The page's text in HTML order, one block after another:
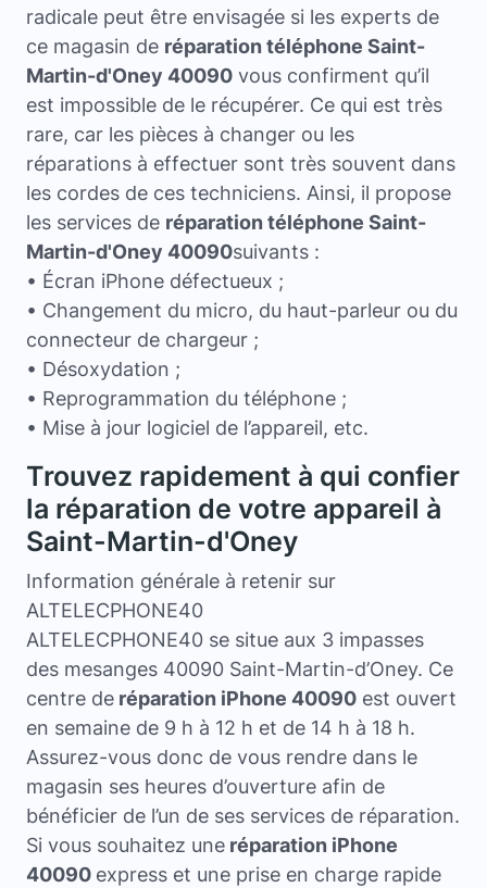
radicale peut être envisagée si les experts de
ce magasin de réparation téléphone Saint-
Martin-d'Oney 40090 vous confirment qu’il
est impossible de le récupérer. Ce qui est très
rare, car les pièces à changer ou les
réparations à effectuer sont très souvent dans
les cordes de ces techniciens. Ainsi, il propose
les services de réparation téléphone Saint-
Martin-d'Oney 40090suivants :
• Écran iPhone défectueux ;
• Changement du micro, du haut-parleur ou du
connecteur de chargeur ;
• Désoxydation ;
• Reprogrammation du téléphone ;
• Mise à jour logiciel de l’appareil, etc.
Trouvez rapidement à qui confier
la réparation de votre appareil à
Saint-Martin-d'Oney
Information générale à retenir sur
ALTELECPHONE40
ALTELECPHONE40 se situe aux 3 impasses
des mesanges 40090 Saint-Martin-d’Oney. Ce
centre de réparation iPhone 40090 est ouvert
en semaine de 9 h à 12 h et de 14 h à 18 h.
Assurez-vous donc de vous rendre dans le
magasin ses heures d’ouverture afin de
bénéficier de l’un de ses services de réparation.
Si vous souhaitez une réparation iPhone
40090 express et une prise en charge rapide